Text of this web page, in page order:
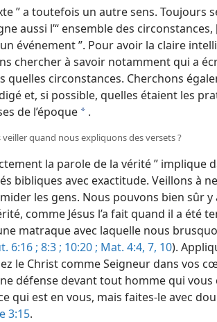
” a toutefois un autre sens. Toujours
aussi l’“ ensemble des
événement ”. Pour avoir la claire
chercher à savoir notamment qui a
quelles circonstances. Cherchons
et, si possible, quelles étaient les
de l’époque a .
quand nous expliquons des versets ?
la parole de la vérité ” implique
bibliques avec exactitude. Veillons à
les gens. Nous pouvons bien sûr
comme Jésus l’a fait quand il a été
matraque avec laquelle nous
6:16 ; 8:3 ; 10:20 ; Mat. 4:4, 7, 10).
le Christ comme Seigneur dans vos
défense devant tout homme qui vous
qui est en vous, mais faites-le avec
3:15.